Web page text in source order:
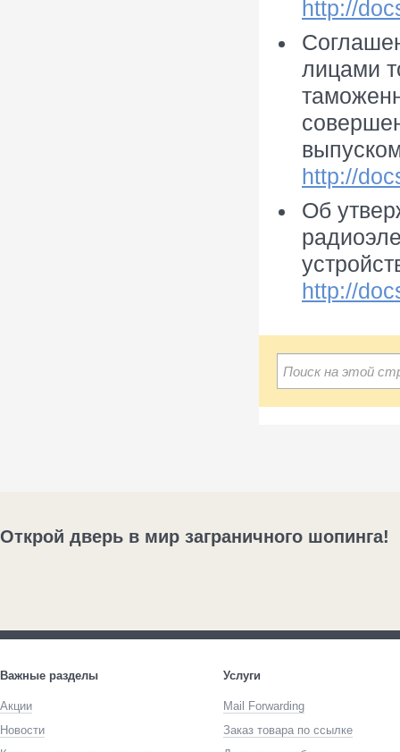
http://
лицами
http://
Об
http://
Открой дверь в мир заграничного шопинга!
Важные разделы
Акции
Новости
Услуги
Mail Forwarding
Заказ товара по ссылке